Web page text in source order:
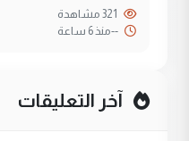
--منذ 6 ساعة
آخر التعليقات